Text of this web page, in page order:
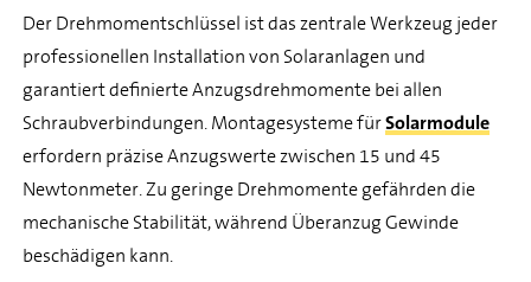
Der Drehmomentschlüssel ist das zentrale Werkzeug jeder
professionellen Installation von Solaranlagen und
garantiert definierte Anzugsdrehmomente bei allen
Schraubverbindungen. Montagesysteme fürSolarmodule
erfordern präzise Anzugswerte zwischen 15 und 45
Newtonmeter. Zu geringe Drehmomente gefährden die
mechanische Stabilität, während Überanzug Gewinde
beschädigen kann.